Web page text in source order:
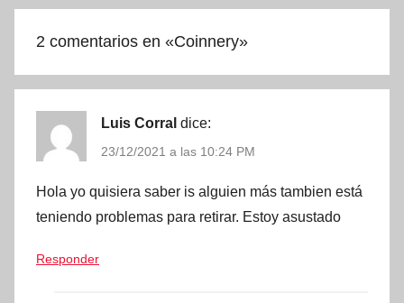
2 comentarios en «Coinnery»
Luis Corral dice:
23/12/2021 a las 10:24 PM
Hola yo quisiera saber is alguien más tambien está
teniendo problemas para retirar. Estoy asustado
Responder